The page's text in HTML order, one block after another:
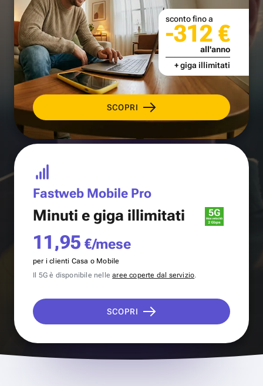
SCOPRI
sconto fino a
-312 €
all'anno
+ giga illimitati
Fastweb Mobile Pro
Minuti e giga illimitati
11,95 €/mese
per i clienti Casa o Mobile
Il 5G è disponibile nellearee coperte dal servizio.
SCOPRI